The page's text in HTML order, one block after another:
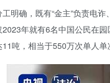
工明确，既有“金主”负责电
年就有6名中国公民在
吨，相当于550万次单人单